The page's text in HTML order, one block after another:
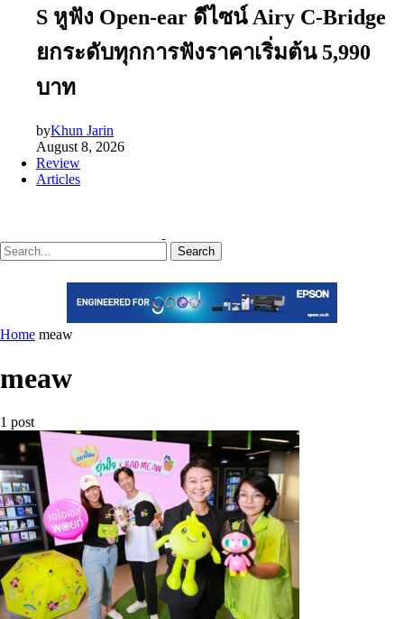
S หูฟัง Open-ear ดีไซน์ Airy C-Bridge
ยกระดับทุกการฟังราคาเริ่มต้น 5,990
บาท
byKhun Jarin
August 8, 2026
Review
Articles
Search
Home meaw
meaw
1 post